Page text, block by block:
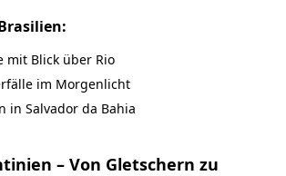
mit Blick über Rio
im Morgenlicht
in Salvador da Bahia
– Von Gletschern zu